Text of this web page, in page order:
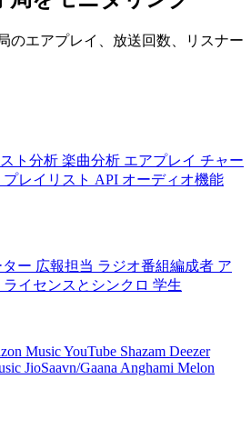
のエアプレイ、放送回数、リスナー
ト分析 楽曲分析 エアプレイ チャー
プレイリスト API オーディオ機能
ー 広報担当 ラジオ番組編成者 ア
ライセンスとシンクロ 学生
MusicYouTube Shazam Deezer
JioSaavn/Gaana Anghami Melon